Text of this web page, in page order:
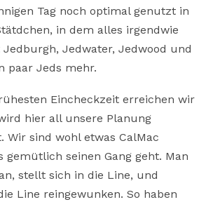
Tag noch optimal genutzt in
in dem alles irgendwie
Jedburgh, Jedwater, Jedwood und
paar Jeds mehr.
Eincheckzeit erreichen wir
hier all unsere Planung
Wir sind wohl etwas CalMac
gemütlich seinen Gang geht. Man
stellt sich in die Line, und
Line reingewunken. So haben